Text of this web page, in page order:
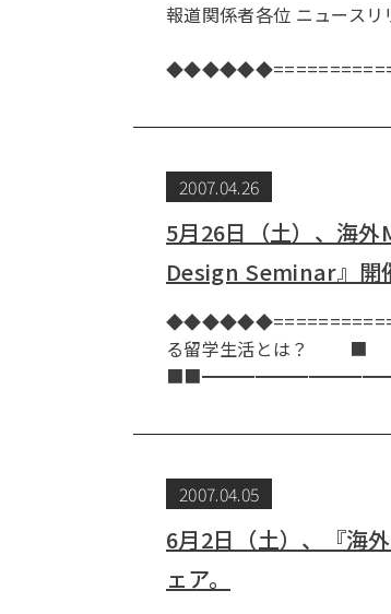
報道関係者各
株式会
2007.04.26
5月26日（土）、海
Design Seminar』開
る留学生活とは？ ■
2007.04.05
6月2日（土）、『海
ェア。